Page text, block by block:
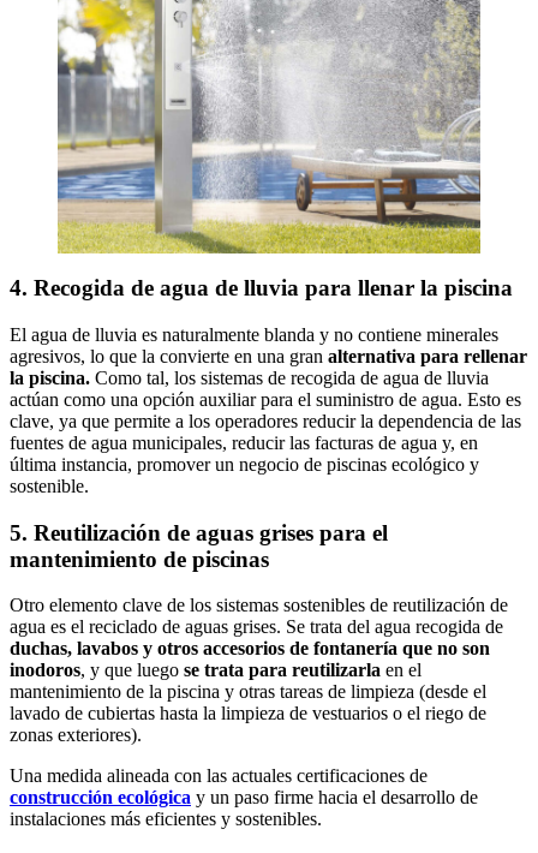
4. Recogida de agua de lluvia para llenar la piscina
El agua de lluvia es naturalmente blanda y no contiene minerales
agresivos, lo que la convierte en una gran alternativa para rellenar
la piscina. Como tal, los sistemas de recogida de agua de lluvia
actúan como una opción auxiliar para el suministro de agua. Esto es
clave, ya que permite a los operadores reducir la dependencia de las
fuentes de agua municipales, reducir las facturas de agua y, en
última instancia, promover un negocio de piscinas ecológico y
sostenible.
5. Reutilización de aguas grises para el
mantenimiento de piscinas
Otro elemento clave de los sistemas sostenibles de reutilización de
agua es el reciclado de aguas grises. Se trata del agua recogida de
duchas, lavabos y otros accesorios de fontanería que no son
inodoros, y que luego se trata para reutilizarla en el
mantenimiento de la piscina y otras tareas de limpieza (desde el
lavado de cubiertas hasta la limpieza de vestuarios o el riego de
zonas exteriores).
Una medida alineada con las actuales certificaciones de
construcción ecológica y un paso firme hacia el desarrollo de
instalaciones más eficientes y sostenibles.